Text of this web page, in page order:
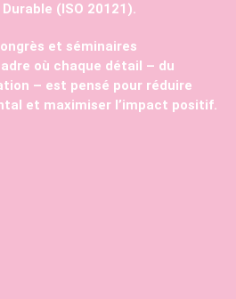
(ISO 20121).
et séminaires
où chaque détail – du
– est pensé pour réduire
et maximiser l’impact positif.